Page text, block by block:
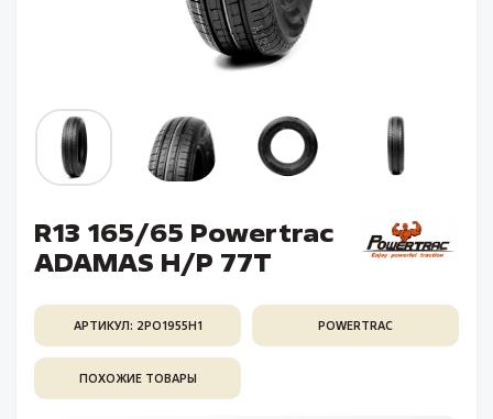
R13 165/65 Powertrac
ADAMAS H/P 77T
АРТИКУЛ: 2PO1955H1 POWERTRAC
ПОХОЖИЕ ТОВАРЫ